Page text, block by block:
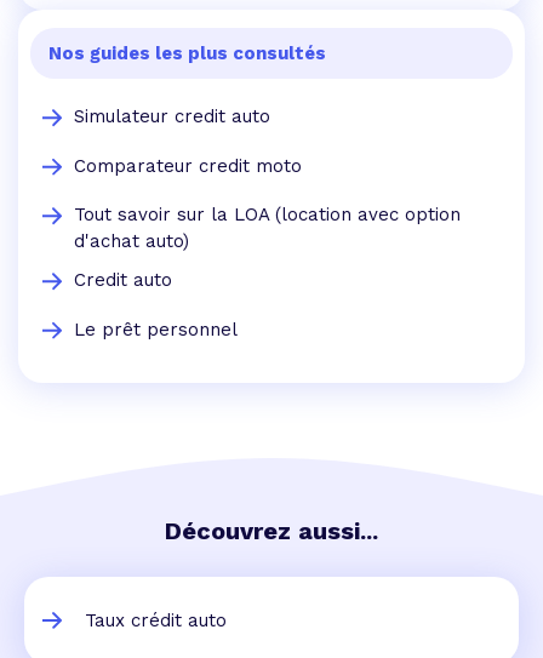
Nos guides les plus consultés
Simulateur credit auto
Comparateur credit moto
Tout savoir sur la LOA (location avec option
d'achat auto)
Credit auto
Le prêt personnel
Découvrez aussi...
Taux crédit auto